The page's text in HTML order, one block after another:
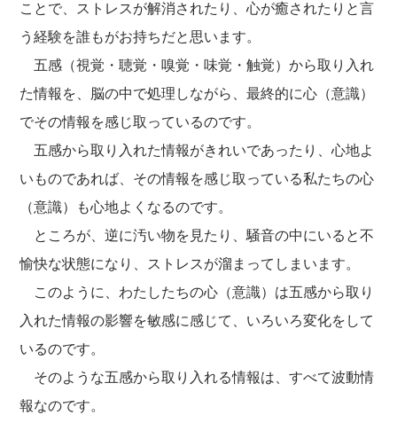
ことで、ストレスが解消されたり、心が癒されたりと言
う経験を誰もがお持ちだと思います。
五感（視覚・聴覚・嗅覚・味覚・触覚）から取り入れ
た情報を、脳の中で処理しながら、最終的に心（意識）
でその情報を感じ取っているのです。
五感から取り入れた情報がきれいであったり、心地よ
いものであれば、その情報を感じ取っている私たちの心
（意識）も心地よくなるのです。
ところが、逆に汚い物を見たり、騒音の中にいると不
愉快な状態になり、ストレスが溜まってしまいます。
このように、わたしたちの心（意識）は五感から取り
入れた情報の影響を敏感に感じて、いろいろ変化をして
いるのです。
そのような五感から取り入れる情報は、すべて波動情
報なのです。